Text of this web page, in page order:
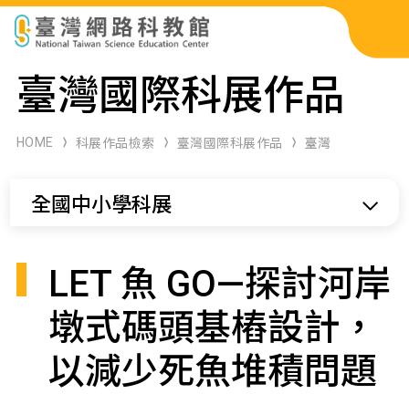
科展作品檢索
科學研習月刊
臺灣國際科展作品
HOME 科展作品檢索 臺灣國際科展作品 臺灣
全國中小學科展
LET 魚 GO—探討河岸
墩式碼頭基樁設計，
以減少死魚堆積問題